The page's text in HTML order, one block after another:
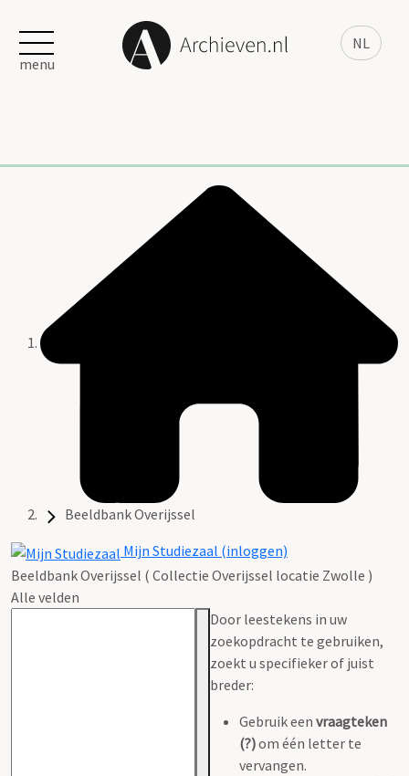
NL
menu
Beeldbank Overijssel
Mijn Studiezaal (inloggen)
Beeldbank Overijssel ( Collectie Overijssel locatie Zwolle )
Alle velden
Door leestekens in uw
zoekopdracht te gebruiken,
zoekt u specifieker of juist
breder:
Gebruik een vraagteken
(?)om één letter te
vervangen.